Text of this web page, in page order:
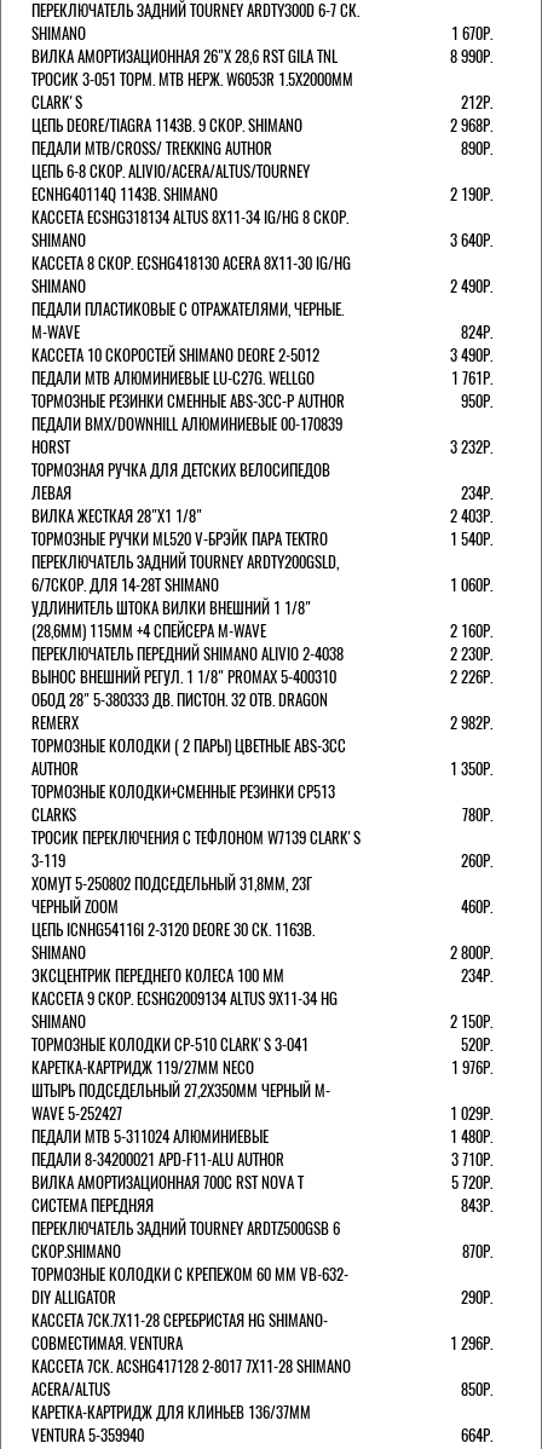
ПЕРЕКЛЮЧАТЕЛЬ ЗАДНИЙ TOURNEY ARDTY300D 6-7 СК.
SHIMANO
1 670Р.
ВИЛКА АМОРТИЗАЦИОННАЯ 26"Х 28,6 RST GILA TNL
8 990Р.
ТРОСИК 3-051 ТОРМ. MTB НЕРЖ. W6053R 1.5Х2000ММ
СLARK'S
212Р.
ЦЕПЬ DEORE/TIAGRA 114ЗВ. 9 СКОР. SHIMANO
2 968Р.
ПЕДАЛИ MTB/CROSS/ TREKKING AUTHOR
890Р.
ЦЕПЬ 6-8 СКОР. ALIVIO/ACERA/ALTUS/TOURNEY
ECNHG40114Q 114ЗВ. SHIMANO
2 190Р.
КАССЕТА ECSHG318134 ALTUS 8Х11-34 IG/HG 8 СКОР.
SHIMANO
3 640Р.
КАССЕТА 8 СКОР. ECSHG418130 ACERA 8Х11-30 IG/HG
SHIMANO
2 490Р.
ПЕДАЛИ ПЛАСТИКОВЫЕ С ОТРАЖАТЕЛЯМИ, ЧЕРНЫЕ.
M-WAVE
824Р.
КАССЕТА 10 СКОРОСТЕЙ SHIMANO DEORE 2-5012
3 490Р.
ПЕДАЛИ MTB АЛЮМИНИЕВЫЕ LU-C27G. WELLGO
1 761Р.
ТОРМОЗНЫЕ РЕЗИНКИ СМЕННЫЕ ABS-3CC-P AUTHOR
950Р.
ПЕДАЛИ BMX/DOWNHILL АЛЮМИНИЕВЫЕ 00-170839
HORST
3 232Р.
ТОРМОЗНАЯ РУЧКА ДЛЯ ДЕТСКИХ ВЕЛОСИПЕДОВ
ЛЕВАЯ
234Р.
ВИЛКА ЖЕСТКАЯ 28"Х1 1/8"
2 403Р.
ТОРМОЗНЫЕ РУЧКИ ML520 V-БРЭЙК ПАРА TEKTRO
1 540Р.
ПЕРЕКЛЮЧАТЕЛЬ ЗАДНИЙ TOURNEY ARDTY200GSLD,
6/7СКОР. ДЛЯ 14-28T SHIMANO
1 060Р.
УДЛИНИТЕЛЬ ШТОКА ВИЛКИ ВНЕШНИЙ 1 1/8"
(28,6ММ) 115ММ +4 СПЕЙСЕРА M-WAVE
2 160Р.
ПЕРЕКЛЮЧАТЕЛЬ ПЕРЕДНИЙ SHIMANO ALIVIO 2-4038
2 230Р.
ВЫНОС ВНЕШНИЙ РЕГУЛ. 1 1/8" PROMAX 5-400310
2 226Р.
ОБОД 28" 5-380333 ДВ. ПИСТОН. 32 ОТВ. DRAGON
REMERX
2 982Р.
ТОРМОЗНЫЕ КОЛОДКИ ( 2 ПАРЫ) ЦВЕТНЫЕ ABS-3CC
AUTHOR
1 350Р.
ТОРМОЗНЫЕ КОЛОДКИ+СМЕННЫЕ РЕЗИНКИ CP513
CLARKS
780Р.
ТРОСИК ПЕРЕКЛЮЧЕНИЯ С ТЕФЛОНОМ W7139 СLARK'S
3-119
260Р.
ХОМУТ 5-250802 ПОДСЕДЕЛЬНЫЙ 31,8ММ, 23Г
ЧЕРНЫЙ ZOOM
460Р.
ЦЕПЬ ICNHG54116I 2-3120 DEORE 30 СК. 116ЗВ.
SHIMANO
2 800Р.
ЭКСЦЕНТРИК ПЕРЕДНЕГО КОЛЕСА 100 ММ
234Р.
КАССЕТА 9 СКОР. ECSHG2009134 ALTUS 9Х11-34 HG
SHIMANO
2 150Р.
ТОРМОЗНЫЕ КОЛОДКИ CP-510 CLARK'S 3-041
520Р.
КАРЕТКА-КАРТРИДЖ 119/27ММ NECO
1 976Р.
ШТЫРЬ ПОДСЕДЕЛЬНЫЙ 27,2Х350ММ ЧЕРНЫЙ M-
WAVE 5-252427
1 029Р.
ПЕДАЛИ MTB 5-311024 АЛЮМИНИЕВЫЕ
1 480Р.
ПЕДАЛИ 8-34200021 APD-F11-ALU AUTHOR
3 710Р.
ВИЛКА АМОРТИЗАЦИОННАЯ 700С RST NOVA T
5 720Р.
СИСТЕМА ПЕРЕДНЯЯ
843Р.
ПЕРЕКЛЮЧАТЕЛЬ ЗАДНИЙ TOURNEY ARDTZ500GSB 6
СКОР.SHIMANO
870Р.
ТОРМОЗНЫЕ КОЛОДКИ С КРЕПЕЖОМ 60 ММ VB-632-
DIY ALLIGATOR
290Р.
КАССЕТА 7СК.7Х11-28 СЕРЕБРИСТАЯ HG SHIMANO-
СОВМЕСТИМАЯ. VENTURA
1 296Р.
КАССЕТА 7СК. ACSHG417128 2-8017 7Х11-28 SHIMANO
ACERA/ALTUS
850Р.
КАРЕТКА-КАРТРИДЖ ДЛЯ КЛИНЬЕВ 136/37ММ
VENTURA 5-359940
664Р.